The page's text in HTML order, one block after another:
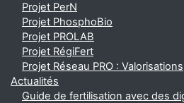
Projet PerN
Projet PhosphoBio
Projet PROLAB
Projet RégiFert
Projet Réseau PRO : Valorisations
Actualités
Guide de fertilisation avec des